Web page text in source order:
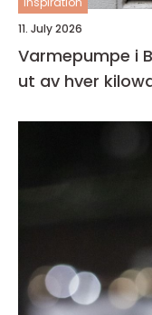
11. July 2026
Varmepumpe i
ut av hver